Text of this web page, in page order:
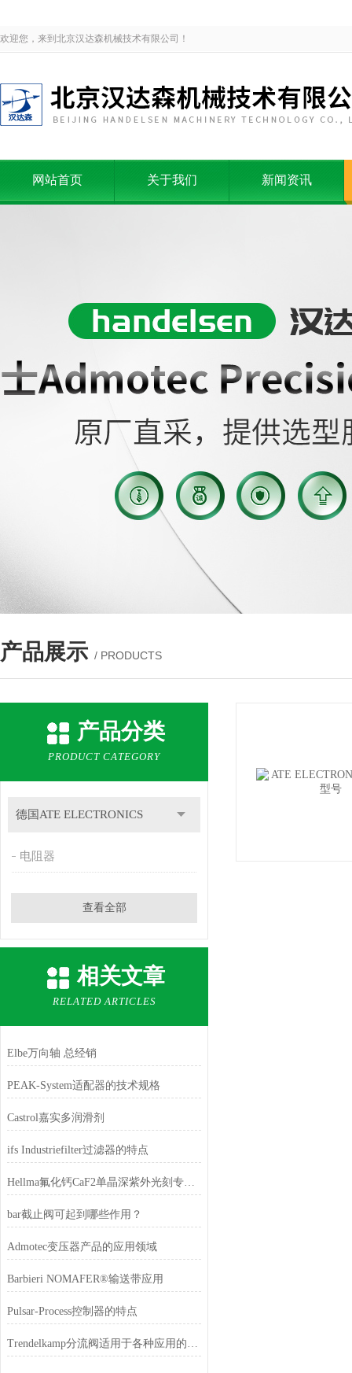
欢迎您，来到北京汉达森机械技术有限公司！
网站首页 关于我们 新闻资讯
产品展示 / PRODUCTS
产品分类
PRODUCT CATEGORY
德国ATE ELECTRONICS
电阻器
查看全部
相关文章
RELATED ARTICLES
Elbe万向轴 总经销
PEAK-System适配器的技术规格
Castrol嘉实多润滑剂
ifs Industriefilter过滤器的特点
Hellma氟化钙CaF2单晶深紫外光刻专用光学晶体
bar截止阀可起到哪些作用？
Admotec变压器产品的应用领域
Barbieri NOMAFER®输送带应用
Pulsar-Process控制器的特点
Trendelkamp分流阀适用于各种应用的成熟技术